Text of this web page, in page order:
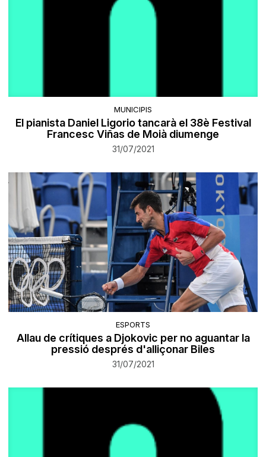
MUNICIPIS
El pianista Daniel Ligorio tancarà el 38è Festival
Francesc Viñas de Moià diumenge
31/07/2021
ESPORTS
Allau de crítiques a Djokovic per no aguantar la
pressió després d'alliçonar Biles
31/07/2021